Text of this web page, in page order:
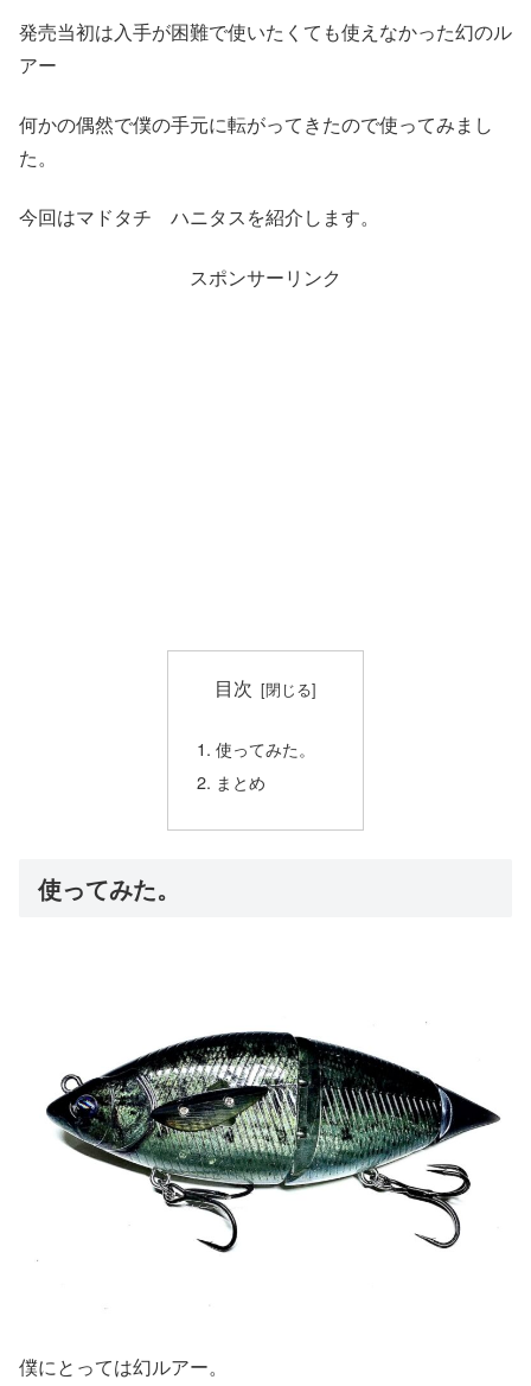
発売当初は入手が困難で使いたくても使えなかった幻のル
アー
何かの偶然で僕の手元に転がってきたので使ってみまし
た。
今回はマドタチ ハニタスを紹介します。
スポンサーリンク
目次
使ってみた。
まとめ
使ってみた。
僕にとっては幻ルアー。